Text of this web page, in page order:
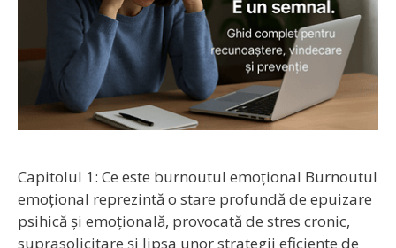
Capitolul 1: Ce este burnoutul emoțional Burnoutul
emoțional reprezintă o stare profundă de epuizare
psihică și emoțională, provocată de stres cronic,
suprasolicitare și lipsa unor strategii eficiente de